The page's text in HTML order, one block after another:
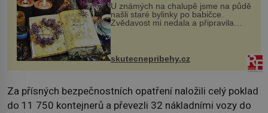
U známých na chalupě jsme na půdě
našli staré bylinky po babičce.
Zvědavost mi nedala a připravila
jsem si z nich lektvar… Zimní pobyt
na chalupě se pro mě vlastní vinou
změnil v děsivý zážitek, na kt...
skutecnepribehy.cz
Za přísných bezpečnostních opatření naložili celý poklad
do 11 750 kontejnerů a převezli 32 nákladními vozy do